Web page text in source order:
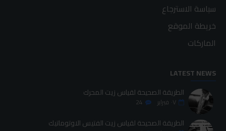
سياسة الاسترجاع
خريطة الموقع
الماركات
LATEST NEWS
الطريقة الصحيحة لقياس زيت المحرك
٠٧ فبراير 24
الطريقة الصحيحة لقياس زيت الفتيس الاوتوماتيك